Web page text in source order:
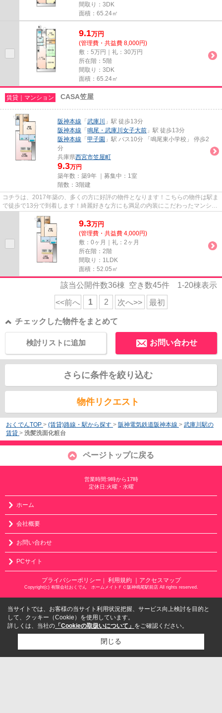
間取り：3DK
面積：65.24㎡
9.1万円
(管理費・共益費 8,000円)
敷：5万円｜礼：30万円
所在階：5階
間取り：3DK
面積：65.24㎡
賃貸｜マンション CASA笠屋
阪神本線 「 武庫川
」駅 徒歩13分
阪神本線 「 鳴尾・武庫川女子大前 」駅 徒歩13分
阪神本線 「 甲子園 」駅 バス10分 「鳴尾東小学校」 停歩2
分
兵庫県西宮市笠屋町
9.3万円
築年数：築9年 ｜募集中： 1室
階数：3階建
コチラは、2017年築の、多くの方に好評の物件となります！こちらの物件は駅ま
で徒歩で13分で到着します！綺麗好きな方にも満足の内装にこだわったマンショ
ンタイプ！賃貸物件をお探し...
9.3万円
(管理費・共益費 4,000円)
敷：0ヶ月｜礼：2ヶ月
所在階：2階
間取り：1LDK
面積：52.05㎡
該当公開件数36棟 空き数45件 1-20棟表示
<<前へ 1 2 次へ>> 最初
チェックした物件をまとめて
お問い合わせ
検討リストに追加
さらに条件を絞り込む
物件リクエスト
おくでんTOP > (賃貸)路線・駅から探す > 阪神電気鉄道阪神本線 > 武庫川駅の
賃貸 > 洗髪洗面化粧台
ページトップに戻る
営業時間:9時から17時
定休日:火曜・水曜
ホーム
会社概要
お問い合わせ
PCサイト
プライバシーポリシー ｜ 利用規約 ｜アクセスマップ
Copyright(c) 有限会社おくでん ホームメイトＦＣ阪神鳴尾駅前店 All rights reserved.
当サイトでは、お客様の当サイト利用状況把握、サービス向上検討を目的と
して、クッキー（Cookie）を使用しています。
詳しくは、当社の 「Cookieの取扱いについて」 をご確認ください。
閉じる